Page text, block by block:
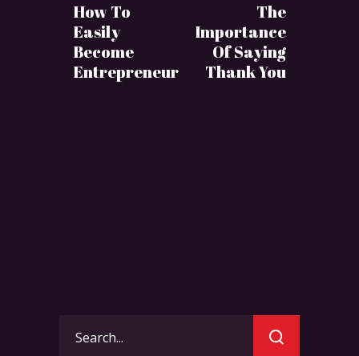
How To
Easily
Become
Entrepreneur
The
Importance
Of Saying
Thank You
for: